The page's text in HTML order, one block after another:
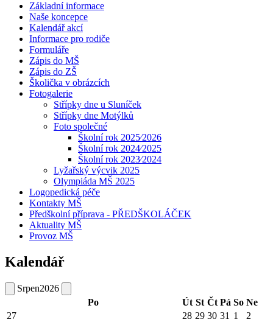
Základní informace
Naše koncepce
Kalendář akcí
Informace pro rodiče
Formuláře
Zápis do MŠ
Zápis do ZŠ
Školička v obrázcích
Fotogalerie
Střípky dne u Sluníček
Střípky dne Motýlků
Foto společné
Školní rok 2025⁄2026
Školní rok 2024⁄2025
Školní rok 2023⁄2024
Lyžařský výcvik 2025
Olympiáda MŠ 2025
Logopedická péče
Kontakty MŠ
Předškolní příprava - PŘEDŠKOLÁČEK
Aktuality MŠ
Provoz MŠ
Kalendář
Srpen2026
Po
Út St Čt Pá So Ne
27
28 29 30 31 1
2